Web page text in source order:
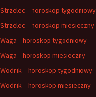
Strzelec – horoskop tygodniowy
Strzelec – horoskop miesieczny
Waga – horoskop tygodniowy
Waga – horoskop miesieczny
Wodnik – horoskop tygodniowy
Wodnik – horoskop miesieczny